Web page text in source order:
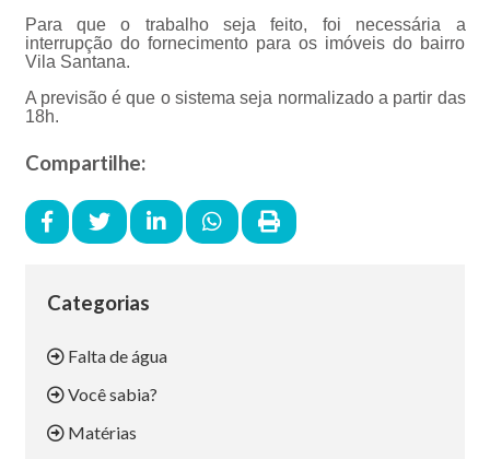
Para que o trabalho seja feito, foi necessária a
interrupção do fornecimento para os imóveis do bairro
Vila Santana.
A previsão é que o sistema seja normalizado a partir das
18h.
Compartilhe:
Categorias
Falta de água
Você sabia?
Matérias